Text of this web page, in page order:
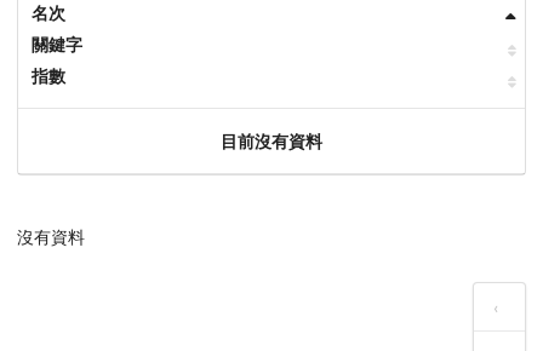
名次
關鍵字
指數
目前沒有資料
沒有資料
‹